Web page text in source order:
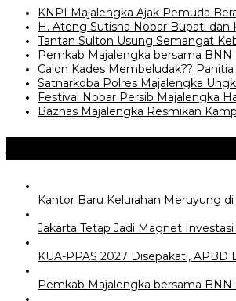
KNPI Majalengka Ajak Pemuda
H. Ateng Sutisna Nobar Bupati dan
‎Tantan Sulton Usung Semangat
Pemkab Majalengka bersama
‎Calon Kades Membeludak??
Satnarkoba Polres Majalengka
Festival Nobar Persib Majalengka
Baznas Majalengka Resmikan
Kantor Baru Kelurahan Meruyung
Jakarta Tetap Jadi Magnet Investasi
KUA-PPAS 2027 Disepakati, APBD
Pemkab Majalengka bersama